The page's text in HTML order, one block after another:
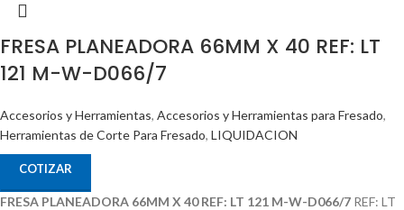
FRESA PLANEADORA 66MM X 40 REF: LT
121 M-W-D066/7
Accesorios y Herramientas, Accesorios y Herramientas para Fresado,
Herramientas de Corte Para Fresado, LIQUIDACION
COTIZAR
FRESA PLANEADORA 66MM X 40 REF: LT 121 M-W-D066/7 REF: LT